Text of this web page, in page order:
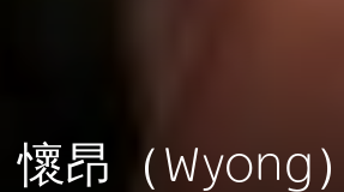
懷昂（Wyong）